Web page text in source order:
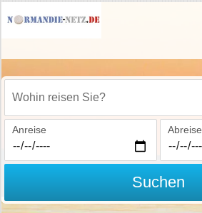
Wohin reisen Sie?
Anreise Abreise
Suchen